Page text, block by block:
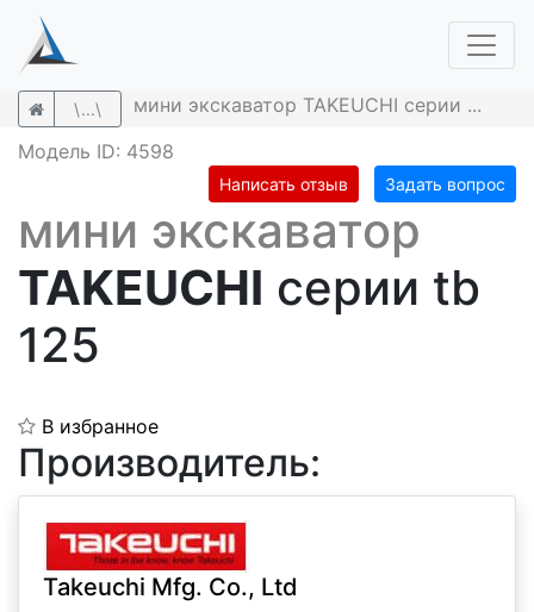
\...\
мини экскаватор TAKEUCHI серии ...
Модель ID: 4598
Написать отзыв Задать вопрос
мини экскаватор
TAKEUCHI серии tb
125
В избранное
Производитель:
Takeuchi Mfg. Co., Ltd